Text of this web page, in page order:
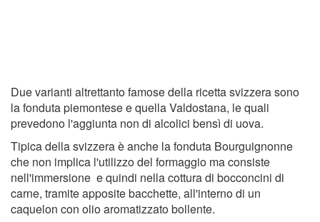
Due varianti altrettanto famose della ricetta svizzera sono
la fonduta piemontese e quella Valdostana, le quali
prevedono l'aggiunta non di alcolici bensì di uova.
Tipica della svizzera è anche la fonduta Bourguignonne
che non implica l'utilizzo del formaggio ma consiste
nell'immersione e quindi nella cottura di bocconcini di
carne, tramite apposite bacchette, all'interno di un
caquelon con olio aromatizzato bollente.